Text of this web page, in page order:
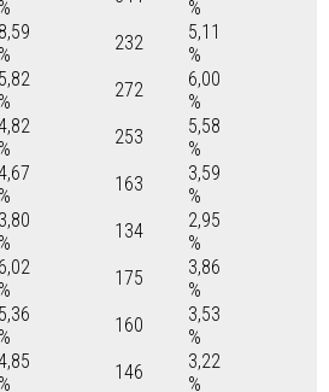
%
%
8,59
%
232
5,11
%
5,82
%
272
6,00
%
%
253
5,58
%
%
163
3,59
%
3,80
%
134
2,95
%
6,02
%
175
3,86
%
5,36
%
160
3,53
%
%
146
3,22
%